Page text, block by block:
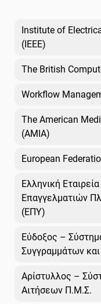
Institute of
(IEEE)
The British
Workflow
The American
(AMIA)
European
Ελληνική
Επαγγελματιών
(ΕΠΥ)
Εύδοξος –
Συγγραμμάτων
Αρίστυλλος –
Αιτήσεων Π.Μ.Σ.